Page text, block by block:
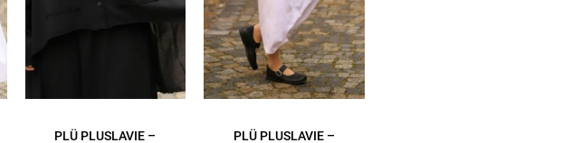
PLÜ PLUSLAVIE –
PLÜ PLUSLAVIE –